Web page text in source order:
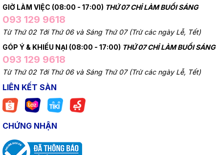
GIỜ LÀM VIỆC (08:00 - 17:00) THỨ 07 CHỈ LÀM BUỔI SÁNG
093 129 9618
Từ Thứ 02 Tới Thứ 06 và Sáng Thứ 07 (Trừ các ngày Lễ, Tết)
GÓP Ý & KHIẾU NẠI (08:00 - 17:00) THỨ 07 CHỈ LÀM BUỔI SÁNG
093 129 9618
Từ Thứ 02 Tới Thứ 06 và Sáng Thứ 07 (Trừ các ngày Lễ, Tết)
LIÊN KẾT SÀN
CHỨNG NHẬN